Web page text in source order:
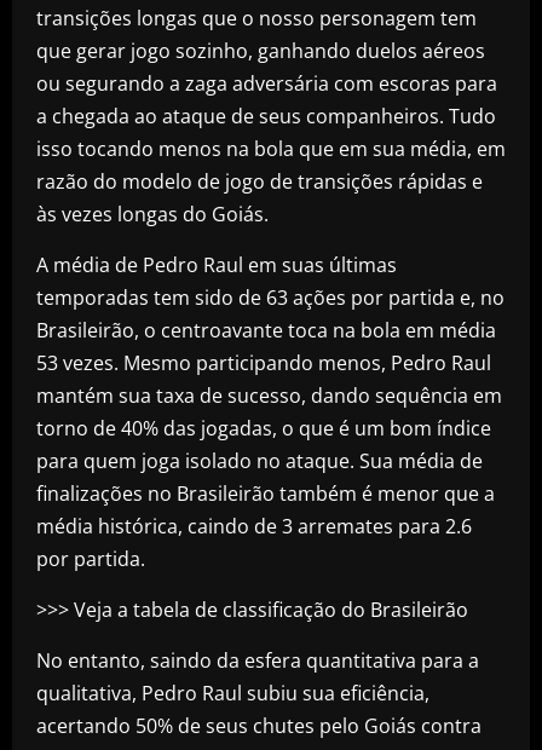
transições longas que o nosso personagem tem
que gerar jogo sozinho, ganhando duelos aéreos
ou segurando a zaga adversária com escoras para
a chegada ao ataque de seus companheiros. Tudo
isso tocando menos na bola que em sua média, em
razão do modelo de jogo de transições rápidas e
às vezes longas do Goiás.
A média de Pedro Raul em suas últimas
temporadas tem sido de 63 ações por partida e, no
Brasileirão, o centroavante toca na bola em média
53 vezes. Mesmo participando menos, Pedro Raul
mantém sua taxa de sucesso, dando sequência em
torno de 40% das jogadas, o que é um bom índice
para quem joga isolado no ataque. Sua média de
finalizações no Brasileirão também é menor que a
média histórica, caindo de 3 arremates para 2.6
por partida.
>>> Veja a tabela de classificação do Brasileirão
No entanto, saindo da esfera quantitativa para a
qualitativa, Pedro Raul subiu sua eficiência,
acertando 50% de seus chutes pelo Goiás contra